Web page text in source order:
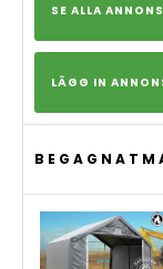
SE ALLA
LÄGG IN